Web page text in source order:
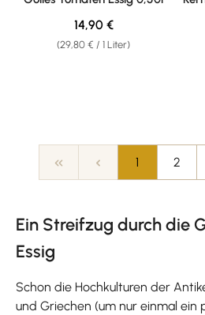
(29,80 € / 1 Liter)
Regulärer Preis:
14,90 €
Seite
1 Seite
2
Ein Streifzug durch die
Essig
Schon die Hochkulturen der
und Griechen (um nur einmal ein